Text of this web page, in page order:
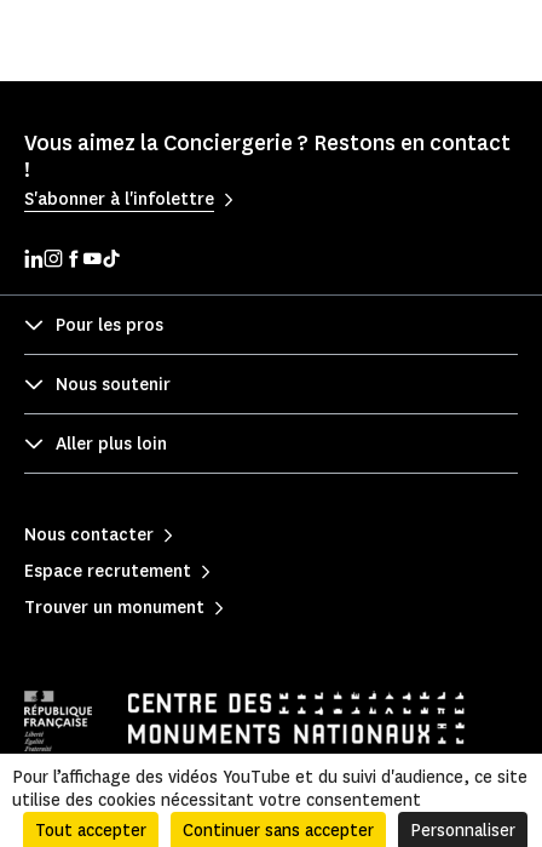
Vous aimez la Conciergerie ? Restons en contact
!
S'abonner à l'infolettre
Pour les pros
Nous soutenir
Aller plus loin
Nous contacter
Espace recrutement
Trouver un monument
Mentions légales Politique de confidentialité
|
Informations légales et administratives
| Plan du site
Pour l’affichage des vidéos YouTube et du suivi d'audience, ce site
utilise des cookies nécessitant votre consentement
Tout accepter
Continuer sans accepter Personnaliser